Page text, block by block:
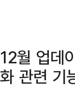
12월 업데
화 관련 기